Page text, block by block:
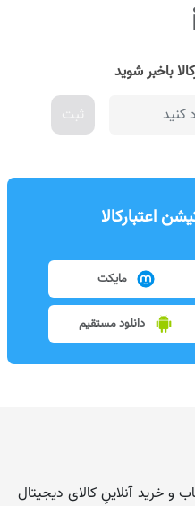
باخبر شوید
ثبت
اعتبارکالا
مایکت
دانلود مستقیم
و خرید آنلاینِ کالای دیجیتال